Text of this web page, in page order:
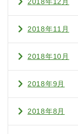
2018年11月
2018年10月
2018年9月
2018年8月